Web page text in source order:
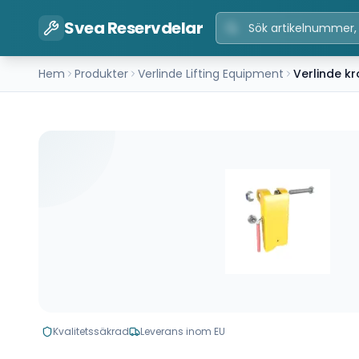
Svea Reservdelar
Hem Produkter Verlinde Lifting Equipment Verlinde
Kvalitetssäkrad Leverans inom EU